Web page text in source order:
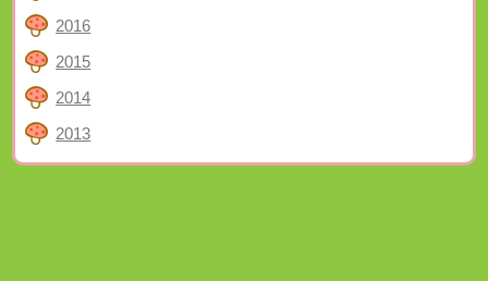
2016
2015
2014
2013